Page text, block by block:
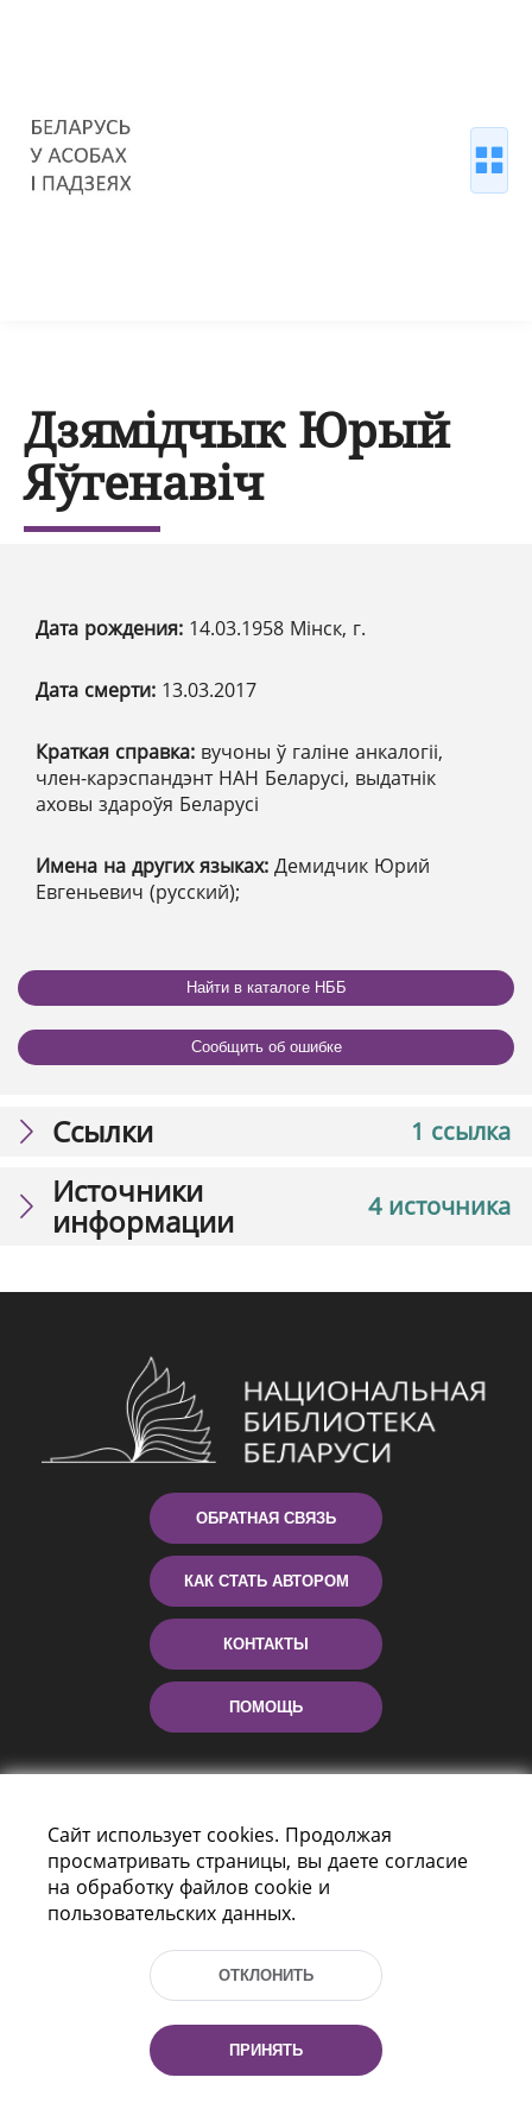
Дзямідчык Юрый
Яўгенавіч
Дата рождения: 14.03.1958 Мінск, г.
Дата смерти: 13.03.2017
Краткая справка: вучоны ў галіне анкалогіі,
член-карэспандэнт НАН Беларусі, выдатнік
аховы здароўя Беларусі
Имена на других языках: Демидчик Юрий
Евгеньевич (русский);
Найти в каталоге НББ
Сообщить об ошибке
1 ссылка
Ссылки
4 источника
Источники
информации
ОБРАТНАЯ СВЯЗЬ
КАК СТАТЬ АВТОРОМ
КОНТАКТЫ
ПОМОЩЬ
г. Минск, Республика Беларусь, 220114
Тел.: (+375 17) 368 37 37, Факс: (+375 17)
Эл. почта: inbox@nlb.by
Сайт использует cookies. Продолжая
просматривать страницы, вы даете согласие
на обработку файлов cookie и
пользовательских данных.
ОТКЛОНИТЬ
ПРИНЯТЬ